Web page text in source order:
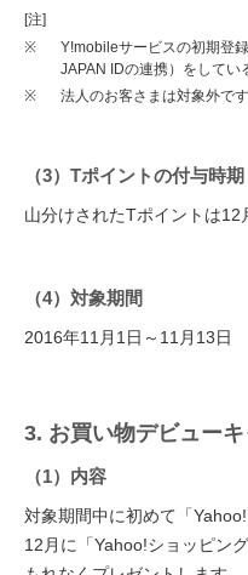
[注]
※
Y!mobileサービスの初期登
JAPAN IDの連携）をしてい
※
法人のお客さまは対象外です
（3）Tポイントの付与時期
山分けされたTポイントは12
（4）対象期間
2016年11月1日～11月13日
3. お買い物デビュー
（1）内容
対象期間中に初めて「
12月に「Yahoo!ショッピン